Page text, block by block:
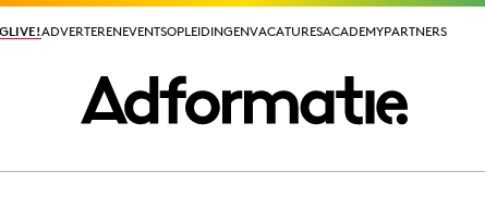
ADVERTERENEVENTSOPLEIDINGENVACATURESACADEMYPARTNERS
ADVERTERENEVENTSOPLEIDINGENVACATURESACADEMYPARTNERS